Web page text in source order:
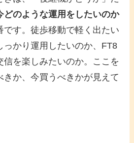
どのような運用をしたいのか
です。徒歩移動で軽く出たい
っかり運用したいのか、FT8
信を楽しみたいのか。ここを
きか、今買うべきかが見えて